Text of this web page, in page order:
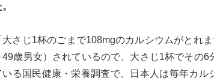
大さじ1杯のごまで108mgのカルシウムがとれ
49歳男女）されているので、大さじ1杯でその
いる国民健康・栄養調査で、日本人は毎年カ